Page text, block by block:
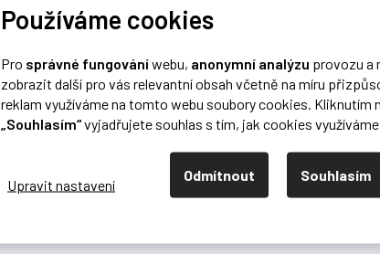
Používáme cookies
Pro správné fungováníwebu, anonymní analýzu provozu a
zobrazit další pro vás relevantní obsah včetně na míru
reklam využíváme na tomto webu soubory cookies. Kliknutím
„Souhlasím“vyjadřujete souhlas s tím, jak cookies využíváme.
Odmítnout Souhlasím